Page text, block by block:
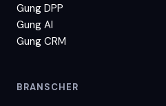
Gung DPP
Gung AI
Gung CRM
BRANSCHER